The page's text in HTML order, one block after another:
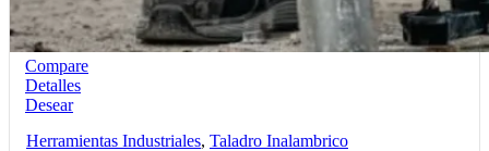
Compare
Detalles
Desear
Herramientas Industriales, Taladro Inalambrico